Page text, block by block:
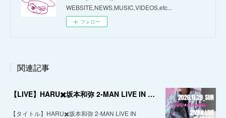
WEBSITE,NEWS,MUSIC,VIDEOS,etc...
フォロー
関連記事
【LIVE】HARU✖️坂本和弥 2-MAN LIVE IN OSAKA
【タイトル】HARU✖️坂本和弥 2-MAN LIVE IN